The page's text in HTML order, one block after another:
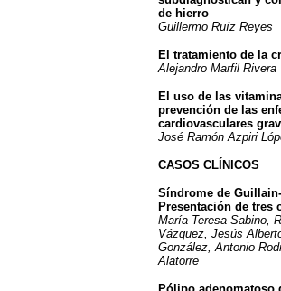
de hierro
Guillermo Ruíz Reyes
El tratamiento de la
Alejandro Marfil Rivera
El uso de las
prevención de las
cardiovasculares
José Ramón Azpiri
CASOS CLÍNICOS
Síndrome de
Presentación de tres
María Teresa Sabino,
Vázquez, Jesús
González, Antonio
Alatorre